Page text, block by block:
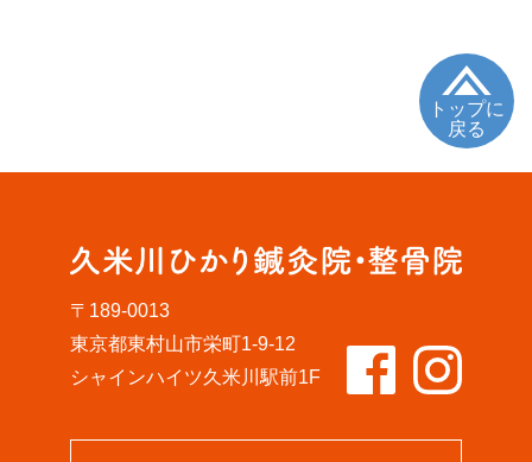
トップに
戻る
〒189-0013
東京都東村山市栄町1-9-12
シャインハイツ久米川駅前1F